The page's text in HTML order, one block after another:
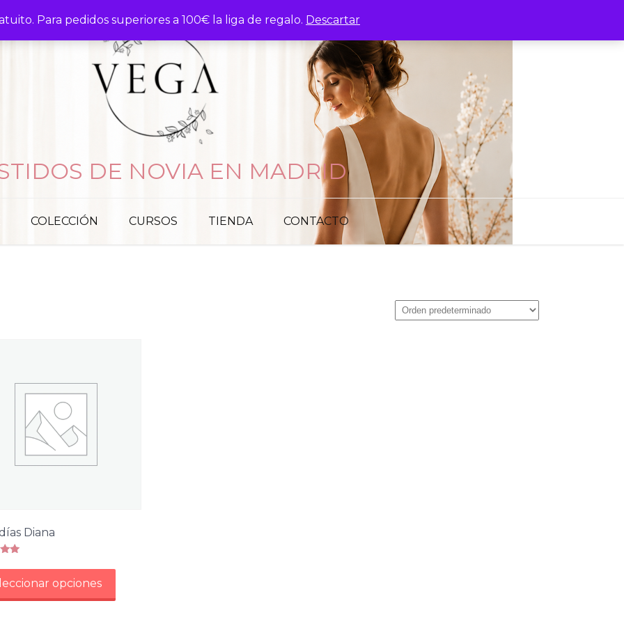
Para pedidos superiores a 100€ la liga de regalo. Descartar
DE NOVIA EN MADRID
COLECCIÓN CURSOS TIENDA CONTACTO
Diana
opciones
Este
tiene